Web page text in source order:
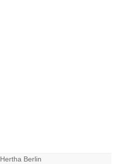
Hertha Berlin